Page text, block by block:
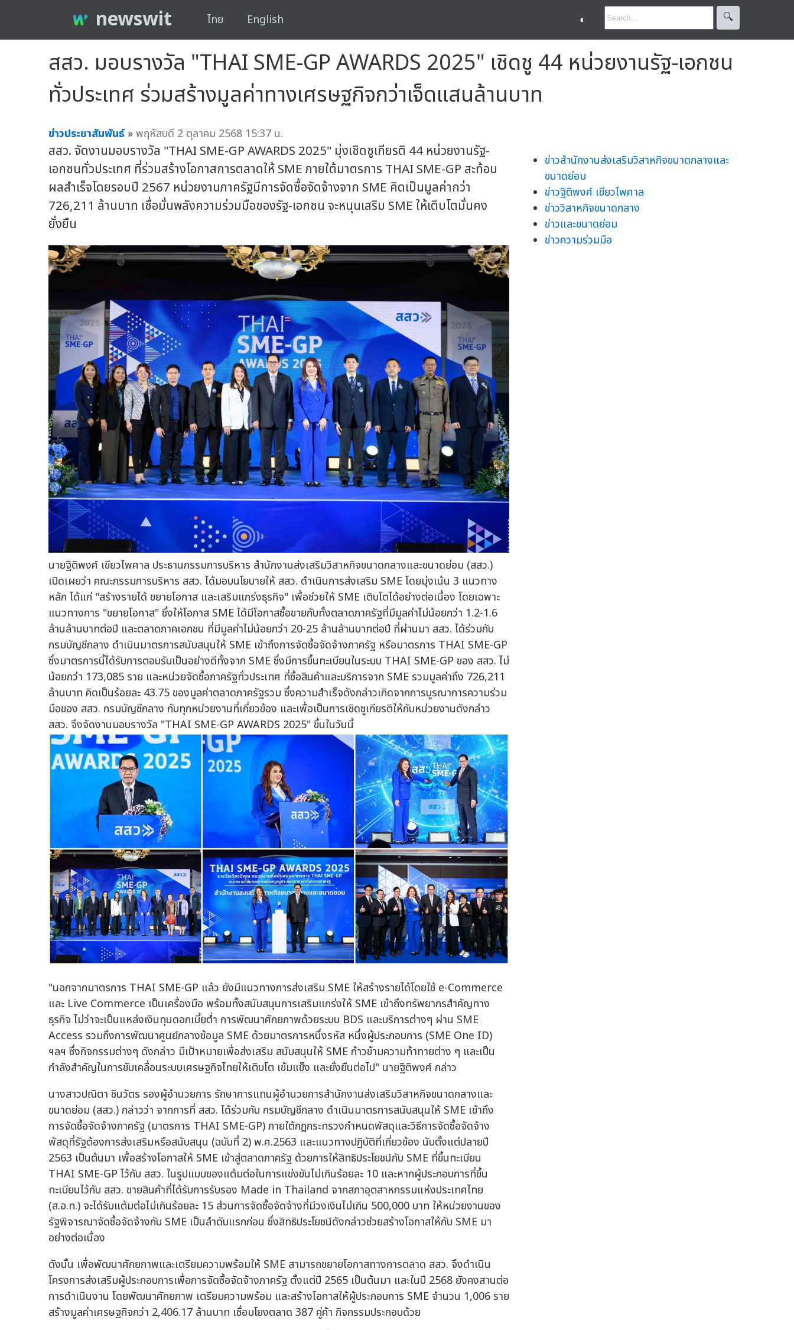
newswit ไทย English ◐ 🔍︎
สสว. มอบรางวัล "THAI SME-GP AWARDS 2025" เชิดชู 44 หน่วยงานรัฐ-เอกชน
ทั่วประเทศ ร่วมสร้างมูลค่าทางเศรษฐกิจกว่าเจ็ดแสนล้านบาท
ข่าวประชาสัมพันธ์ »พฤหัสบดี 2 ตุลาคม 2568 15:37 น.
สสว. จัดงานมอบรางวัล "THAI SME-GP AWARDS 2025" มุ่งเชิดชูเกียรติ 44 หน่วยงานรัฐ-
เอกชนทั่วประเทศ ที่ร่วมสร้างโอกาสการตลาดให้ SME ภายใต้มาตรการ THAI SME-GP สะท้อน
ผลสำเร็จโดยรอบปี 2567 หน่วยงานภาครัฐมีการจัดซื้อจัดจ้างจาก SME คิดเป็นมูลค่ากว่า
726,211 ล้านบาท เชื่อมั่นพลังความร่วมมือของรัฐ-เอกชน จะหนุนเสริม SME ให้เติบโตมั่นคง
ยั่งยืน
นายฐิติพงศ์ เขียวไพศาล ประธานกรรมการบริหาร สำนักงานส่งเสริมวิสาหกิจขนาดกลางและขนาดย่อม (สสว.)
เปิดเผยว่า คณะกรรมการบริหาร สสว. ได้มอบนโยบายให้ สสว. ดำเนินการส่งเสริม SME โดยมุ่งเน้น 3 แนวทาง
หลัก ได้แก่ "สร้างรายได้ ขยายโอกาส และเสริมแกร่งธุรกิจ" เพื่อช่วยให้ SME เติบโตได้อย่างต่อเนื่อง โดยเฉพาะ
แนวทางการ "ขยายโอกาส" ซึ่งให้โอกาส SME ได้มีโอกาสซื้อขายกับทั้งตลาดภาครัฐที่มีมูลค่าไม่น้อยกว่า 1.2-1.6
ล้านล้านบาทต่อปี และตลาดภาคเอกชน ที่มีมูลค่าไม่น้อยกว่า 20-25 ล้านล้านบาทต่อปี ที่ผ่านมา สสว. ได้ร่วมกับ
กรมบัญชีกลาง ดำเนินมาตรการสนับสนุนให้ SME เข้าถึงการจัดซื้อจัดจ้างภาครัฐ หรือมาตรการ THAI SME-GP
ซึ่งมาตรการนี้ได้รับการตอบรับเป็นอย่างดีทั้งจาก SME ซึ่งมีการขึ้นทะเบียนในระบบ THAI SME-GP ของ สสว. ไม่
น้อยกว่า 173,085 ราย และหน่วยจัดซื้อภาครัฐทั่วประเทศ ที่ซื้อสินค้าและบริการจาก SME รวมมูลค่าถึง 726,211
ล้านบาท คิดเป็นร้อยละ 43.75 ของมูลค่าตลาดภาครัฐรวม ซึ่งความสำเร็จดังกล่าวเกิดจากการบูรณาการความร่วม
มือของ สสว. กรมบัญชีกลาง กับทุกหน่วยงานที่เกี่ยวข้อง และเพื่อเป็นการเชิดชูเกียรติให้กับหน่วยงานดังกล่าว
สสว. จึงจัดงานมอบรางวัล "THAI SME-GP AWARDS 2025" ขึ้นในวันนี้
"นอกจากมาตรการ THAI SME-GP แล้ว ยังมีแนวทางการส่งเสริม SME ให้สร้างรายได้โดยใช้ e-Commerce
และ Live Commerce เป็นเครื่องมือ พร้อมทั้งสนับสนุนการเสริมแกร่งให้ SME เข้าถึงทรัพยากรสำคัญทาง
ธุรกิจ ไม่ว่าจะเป็นแหล่งเงินทุนดอกเบี้ยต่ำ การพัฒนาศักยภาพด้วยระบบ BDS และบริการต่างๆ ผ่าน SME
Access รวมถึงการพัฒนาศูนย์กลางข้อมูล SME ด้วยมาตรการหนึ่งรหัส หนึ่งผู้ประกอบการ (SME One ID)
ฯลฯ ซึ่งกิจกรรมต่างๆ ดังกล่าว มีเป้าหมายเพื่อส่งเสริม สนับสนุนให้ SME ก้าวข้ามความท้าทายต่าง ๆ และเป็น
กำลังสำคัญในการขับเคลื่อนระบบเศรษฐกิจไทยให้เติบโต เข้มแข็ง และยั่งยืนต่อไป" นายฐิติพงศ์ กล่าว
นางสาวปณิตา ชินวัตร รองผู้อำนวยการ รักษาการแทนผู้อำนวยการสำนักงานส่งเสริมวิสาหกิจขนาดกลางและ
ขนาดย่อม (สสว.) กล่าวว่า จากการที่ สสว. ได้ร่วมกับ กรมบัญชีกลาง ดำเนินมาตรการสนับสนุนให้ SME เข้าถึง
การจัดซื้อจัดจ้างภาครัฐ (มาตรการ THAI SME-GP) ภายใต้กฎกระทรวงกำหนดพัสดุและวิธีการจัดซื้อจัดจ้าง
พัสดุที่รัฐต้องการส่งเสริมหรือสนับสนุน (ฉบับที่ 2) พ.ศ.2563 และแนวทางปฏิบัติที่เกี่ยวข้อง นับตั้งแต่ปลายปี
2563 เป็นต้นมา เพื่อสร้างโอกาสให้ SME เข้าสู่ตลาดภาครัฐ ด้วยการให้สิทธิประโยชน์กับ SME ที่ขึ้นทะเบียน
THAI SME-GP ไว้กับ สสว. ในรูปแบบของแต้มต่อในการแข่งขันไม่เกินร้อยละ 10 และหากผู้ประกอบการที่ขึ้น
ทะเบียนไว้กับ สสว. ขายสินค้าที่ได้รับการรับรอง Made in Thailand จากสภาอุตสาหกรรมแห่งประเทศไทย
(ส.อ.ท.) จะได้รับแต้มต่อไม่เกินร้อยละ 15 ส่วนการจัดซื้อจัดจ้างที่มีวงเงินไม่เกิน 500,000 บาท ให้หน่วยงานของ
รัฐพิจารณาจัดซื้อจัดจ้างกับ SME เป็นลำดับแรกก่อน ซึ่งสิทธิประโยชน์ดังกล่าวช่วยสร้างโอกาสให้กับ SME มา
อย่างต่อเนื่อง
ดังนั้น เพื่อพัฒนาศักยภาพและเตรียมความพร้อมให้ SME สามารถขยายโอกาสทางการตลาด สสว. จึงดำเนิน
โครงการส่งเสริมผู้ประกอบการเพื่อการจัดซื้อจัดจ้างภาครัฐ ตั้งแต่ปี 2565 เป็นต้นมา และในปี 2568 ยังคงสานต่อ
การดำเนินงาน โดยพัฒนาศักยภาพ เตรียมความพร้อม และสร้างโอกาสให้ผู้ประกอบการ SME จำนวน 1,006 ราย
สร้างมูลค่าเศรษฐกิจกว่า 2,406.17 ล้านบาท เชื่อมโยงตลาด 387 คู่ค้า กิจกรรมประกอบด้วย
ข่าวสำนักงานส่งเสริมวิสาหกิจขนาดกลางและ
ขนาดย่อม
ข่าวฐิติพงศ์ เขียวไพศาล
ข่าววิสาหกิจขนาดกลาง
ข่าวและขนาดย่อม
ข่าวความร่วมมือ